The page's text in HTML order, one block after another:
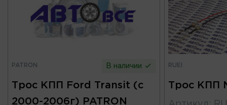
PATRON В наличии
Трос КПП Ford Transit (с
2000-2006г) PATRON
RUEI
Трос КПП